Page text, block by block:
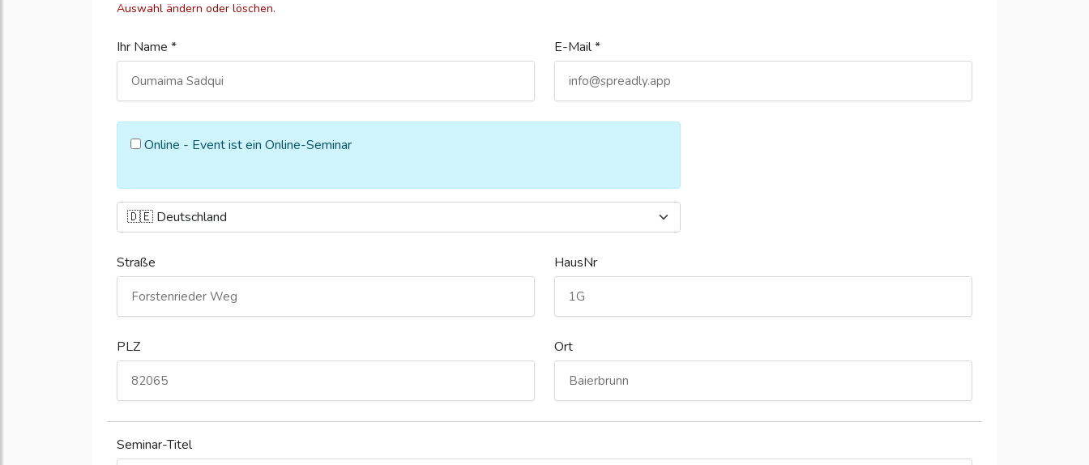
Auswahl ändern oder löschen.
Ihr Name * E-Mail *
Online - Event ist ein Online-Seminar
Straße HausNr
PLZ Ort
Seminar-Titel